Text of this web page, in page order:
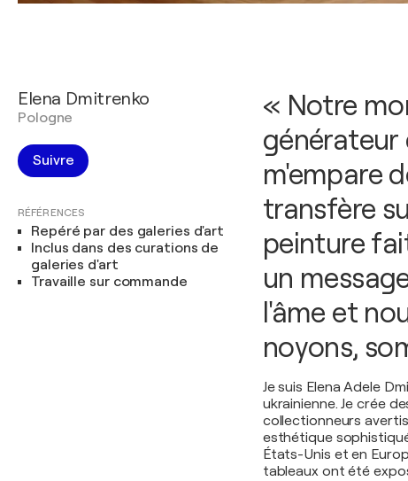
Elena Dmitrenko
Pologne
Suivre
RÉFÉRENCES
Repéré par des galeries d'art
Inclus dans des curations de
galeries d'art
Travaille sur commande
« Notre
générateur
m'empare
transfère
peinture
un
l'âme et
noyons,
Je suis Elena Adele
ukrainienne. Je crée
collectionneurs
esthétique
États-Unis et en
tableaux ont été